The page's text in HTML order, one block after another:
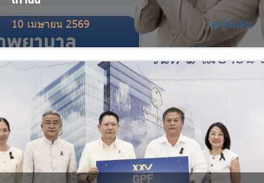
10 เมษายน 2569 ดูเพิ่มเติม